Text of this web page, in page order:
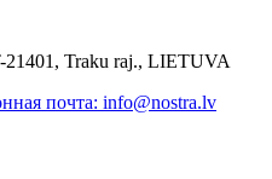
21401, Traku raj., LIETUVA
почта: info@nostra.lv